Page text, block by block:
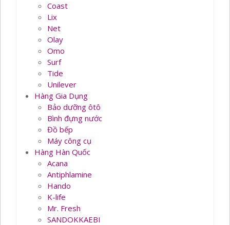
Coast
Lix
Net
Olay
Omo
Surf
Tide
Unilever
Hàng Gia Dụng
Bảo dưỡng ôtô
Bình đựng nước
Đồ bếp
Máy công cụ
Hàng Hàn Quốc
Acana
Antiphlamine
Hando
K-life
Mr. Fresh
SANDOKKAEBI